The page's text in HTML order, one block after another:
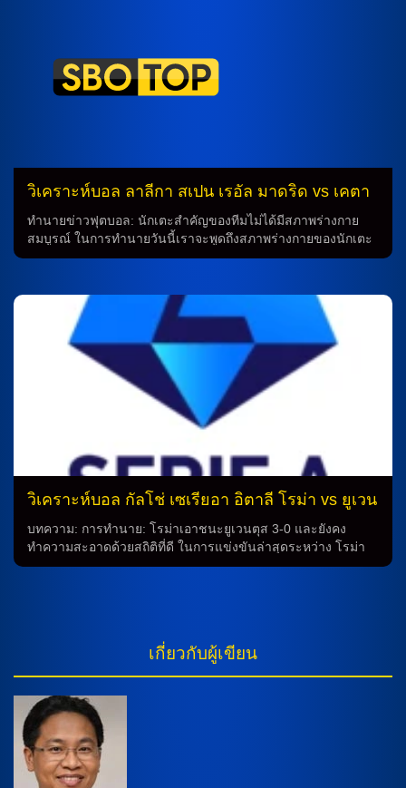
เลียโน่ ทีมที่ก็ไม่ได้มีฟอร์มที่ดีเช่นกัน เมื่อเขาเอาชนะบรานน์ 1-0
ในเกม ยูโรปา ลีก ทำให้เป็นชัยชนะที่ 4 ติดต่อกันในทุกรายการ
แม้ว่าทีมจะขาด ชาราลัมปอส ไลโกจานนิส ที่ต้องรักษาบาดแผล
วิเคราะห์บอล ลาลีกา สเปน เรอัล มาดริด vs เคตา
เฟ่
ทำนายข่าวฟุตบอล: นักเตะสำคัญของทีมไม่ได้มีสภาพร่างกาย
สมบูรณ์ ในการทำนายวันนี้เราจะพูดถึงสภาพร่างกายของนักเตะ
สำคัญจากทีมอัลบาโร่ อาร์เบลัว และ โฆเซ่ บอร์ดาลาส ที่อาจมี
สำหรับทีมอัลบาโร่ อาร์เบลัว มีนักเตะสำคัญอย่าง เอ็มบั๊ปเป้, รา
อูล อาเซนซีโอ, จูด เบลลิงแฮม, ดาเนียล เซบายอส และ เอแดร์ มิ
ลิเตา ที่ไม่มีสภาพร่างกายสมบูรณ์ ในขณะที่ ดีน เฮาเซ่น ยังต้อง
รอการประเมินสภาพความฟิต ส่วนทีม โฆเซ่ บอร์ดาลาส ก็มีนัก
เตะสำคัญอย่าง บอร์ฆา มาโยราล, อาบู กามาร่า และ ดาบิด กอร์
ดอน ที่มีสภาพร่างกายไม่สมบูรณ์ ขณะที่ ดาโกนาม เฌอเน่ ติด
โทษแบน และ อับเดล อับการ์ กับ ฆวนมี ฆีเมเนซ ยังต้องรอการ
ประเมินสภาพความฟิต การทำนายทีม ในการแข่งขันครั้งนี้ นัก
วิเคราะห์บอล กัลโช่ เซเรียอา อิตาลี โรม่า vs ยูเวน
บทความ: การทำนาย: โรม่าเอาชนะยูเวนตุส 3-0 และยังคง
ทำความสะอาดด้วยสถิติที่ดี ในการแข่งขันล่าสุดระหว่าง โรม่า
กับ ยูเวนตุส เมื่อสัปดาห์ที่ผ่านมา โรม่า สามารถเอาชนะยูเวนตุส
สำคัญอย่าง อาร์เต็ม ดอฟบิค, สเตฟาน เอล ชาราวี และ เปาโล ดี
บาล่า ที่ยังเจ็บเหมือนเดิม ในขณะที่อีแวน เฟอร์กูสัน และ มาติอัส
ซูเล่ ต้องเช็กฟิต เพื่อให้พร้อมสำหรับการแข่งขันต่อไป ส่วนทีมยู
เวนตุส แม้จะต้องเผชิญกับการเป็นทีมแพ็คเกมรับแน่นจากทีมอีก
ฝ่าย แต่พวกเขาก็พร้อมที่จะต่อสู้ด้วยผู้เล่นที่สำคัญมากมายอย่าง มิ
เคเล่ ดิ เกรกอริโอ, ปิแอร์ กาลูลู, เกลซอน เบรแมร์, ลอยด์ เคลลี่,
อันเดรีย คัมเบียโซ่ และอีกมากมาย การทำนายว่าการแข่งขัน
ระหว่าง […]
เกี่ยวกับผู้เขียน